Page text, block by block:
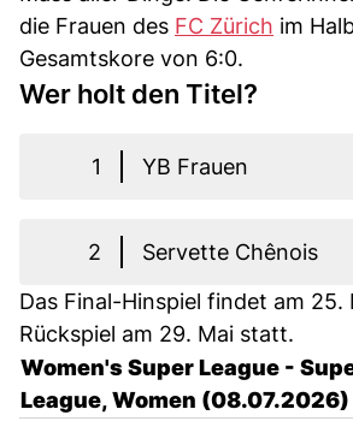
die Frauen des FC Zürich im
Gesamtskore von 6:0.
Wer holt den Titel?
1 YB Frauen
2
Servette Chênois
Das Final-Hinspiel findet am 25.
Rückspiel am 29. Mai statt.
Women's Super League -
League, Women (08.07.2026)